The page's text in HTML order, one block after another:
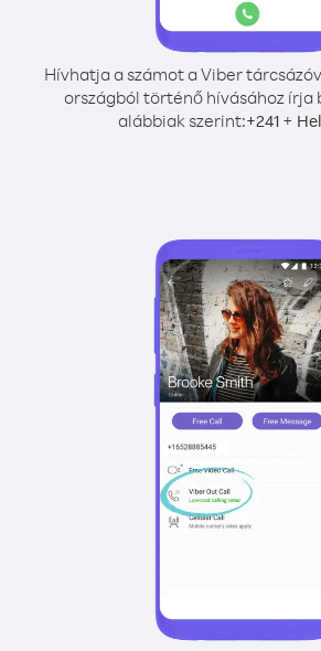
Hívhatja a számot a Viber
országból történő hívásához írja
alábbiak szerint:+241+